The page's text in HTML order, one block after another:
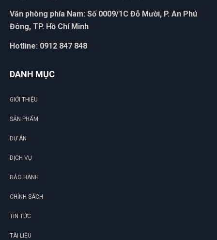
Văn phòng phía Nam: Số 0009/1C Đỗ Mười, P. An Phú
Đông, TP. Hồ Chí Minh
Hotline: 0912 847 848
DANH MỤC
GIỚI THIỆU
SẢN PHẨM
DỰ ÁN
DỊCH VỤ
BẢO HÀNH
CHÍNH SÁCH
TIN TỨC
TÀI LIỆU